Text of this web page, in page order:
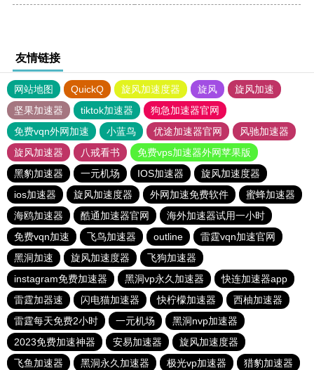
友情链接
网站地图 QuickQ 旋风加速度器 旋风
旋风加速
坚果加速器
tiktok加速器
狗急加速器官网
免费vqn外网加速
小蓝鸟 优途加速器官网
风驰加速器
旋风加速器
八戒看书
免费vps加速器外网苹果版
黑豹加速器
一元机场 IOS加速器
旋风加速度器
ios加速器
旋风加速度器 外网加速免费软件
蜜蜂加速器
海鸥加速器
酷通加速器官网
海外加速器试用一小时
免费vqn加速
飞鸟加速器 outline
雷霆vqn加速官网
黑洞加速
旋风加速度器
飞狗加速器
instagram免费加速器
黑洞vp永久加速器
快连加速器app
雷霆加器速
闪电猫加速器 快柠檬加速器
西柚加速器
雷霆每天免费2小时
一元机场
黑洞nvp加速器
2023免费加速神器
安易加速器
旋风加速度器
飞鱼加速器
黑洞永久加速器 极光vp加速器 猎豹加速器